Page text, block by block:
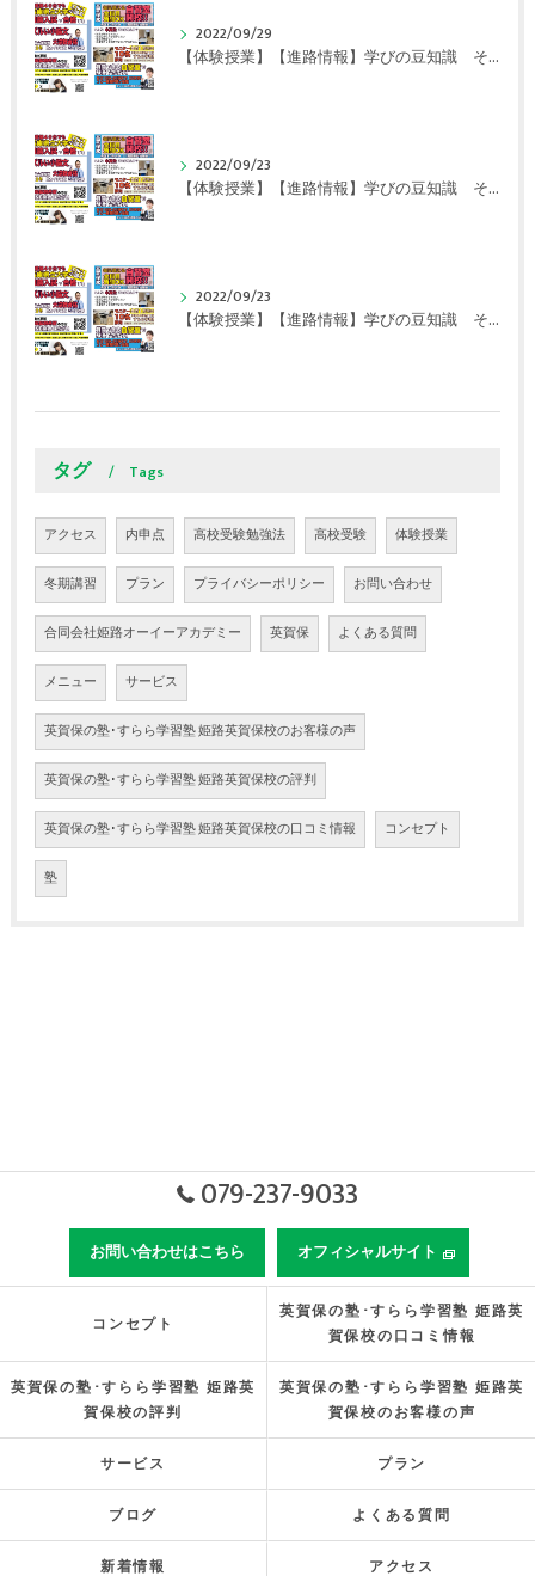
2022/09/29
【体験授業】【進路情報】学びの豆知識 その108 やはり、これに帰ってくる？｜英賀保駅前のすらら学習塾姫路英賀保校
2022/09/23
【体験授業】【進路情報】学びの豆知識 その107 実力テストや模試が苦手な人は｜英賀保駅前のすらら学習塾姫路英賀保校
2022/09/23
【体験授業】【進路情報】学びの豆知識 その106 やはり目的がないとモチベーションが上がらない ｜英賀保駅前のすらら学習塾姫路英賀保校
タグ Tags
アクセス 内申点 高校受験勉強法 高校受験 体験授業
冬期講習 プラン プライバシーポリシー お問い合わせ
合同会社姫路オーイーアカデミー 英賀保 よくある質問
メニュー サービス
英賀保の塾･すらら学習塾 姫路英賀保校のお客様の声
英賀保の塾･すらら学習塾 姫路英賀保校の評判
英賀保の塾･すらら学習塾 姫路英賀保校の口コミ情報 コンセプト
塾
079-237-9033
お問い合わせはこちら オフィシャルサイト
コンセプト
英賀保の塾･すらら学習塾 姫路英
賀保校の口コミ情報
英賀保の塾･すらら学習塾 姫路英
賀保校の評判
英賀保の塾･すらら学習塾 姫路英
賀保校のお客様の声
サービス プラン
ブログ よくある質問
新着情報 アクセス